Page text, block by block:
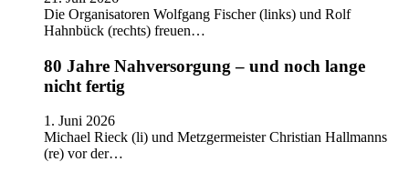
Die Organisatoren Wolfgang Fischer (links) und Rolf
Hahnbück (rechts) freuen…
80 Jahre Nahversorgung – und noch lange
nicht fertig
1. Juni 2026
Michael Rieck (li) und Metzgermeister Christian Hallmanns
(re) vor der…